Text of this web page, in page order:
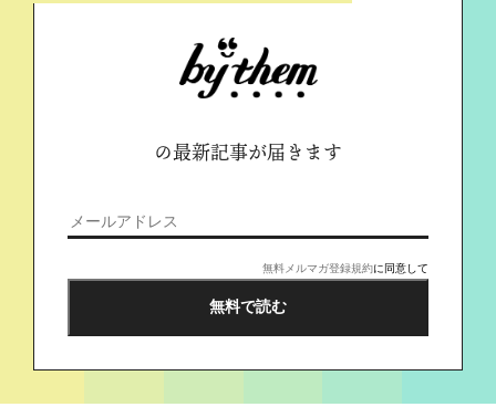
の最新記事が届きます
無料メルマガ登録規約に同意して